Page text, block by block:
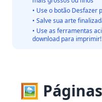
• Use o botão Desfazer
• Salve sua arte
• Use as ferramentas
download para imprimir!
🖼️